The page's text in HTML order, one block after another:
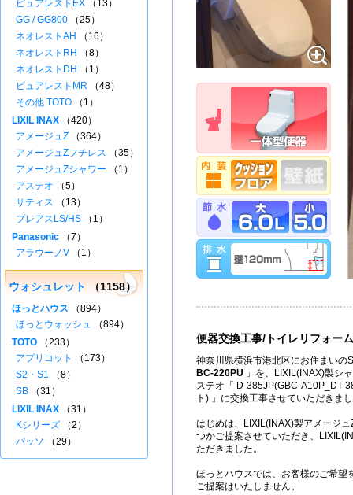
便器交換工事/トイレリフォーム
神奈川県横浜市港北区にお住まいの
BC-220PU 」を、LIXIL(INAX)製シ
ステオ「 D-385JP(GBC-A10P_DT-
ト) 」に交換工事させていただきま
はじめは、LIXIL(INAX)製アメージ
つかご提案させていただき、
ただきました。
ほっとハウスでは、お客様のご希望
ご提案はいたしません。
ピュアレストEX （13）
GG / GG800 （25）
ネオレストAH
（16）
ネオレストRH
（8）
ネオレストDH
（1）
ピュアレストMR （48）
その他 TOTO （1）
LIXIL INAX （420）
アメージュZ （364）
アメージュZフチレス （35）
アメージュZシャワー （1）
アステオ （5）
サティス （13）
プレアスLS/HS （1）
Panasonic （7）
アラウーノV （1）
ウォシュレット （1158）
ほっとハウス （894）
ほっとウォッシュ （894）
TOTO （233）
アプリコット
（173）
S2・S1 （8）
SB （31）
LIXIL INAX （31）
Kシリーズ （2）
パッソ （29）